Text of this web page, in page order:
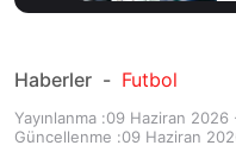
Haberler - Futbol
Yayınlanma :09 Haziran 2026
Güncellenme :09 Haziran